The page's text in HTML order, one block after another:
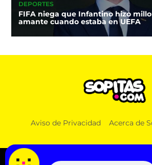
DEPORTES
FIFA niega que Infantino hizo
amante cuando estaba en UEFA
Aviso de Privacidad Acerca de
© 2026 SOPITAS.COM - MÚSICA, NOTICIAS,